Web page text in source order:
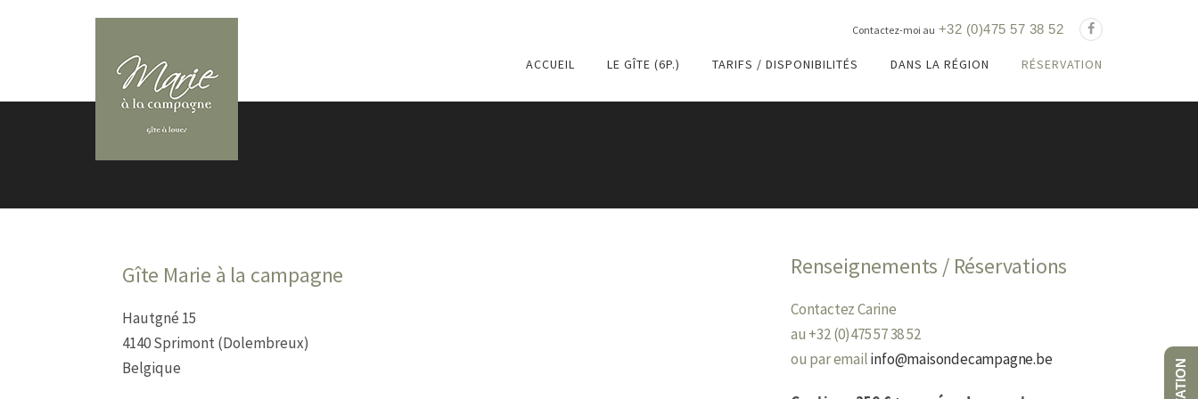
Contactez-moi au +32 (0)475 57 38 52
ACCUEIL LE GÎTE (6P.) TARIFS / DISPONIBILITÉS DANS LA RÉGION RÉSERVATION
Gîte Marie à la campagne
Hautgné 15
4140 Sprimont (Dolembreux)
Belgique
Renseignements / Réservations
Contactez Carine
au +32 (0)475 57 38 52
ou par emailinfo@maisondecampagne.be